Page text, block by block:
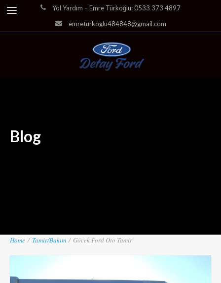
Yol Yardım – Emre Türkoğlu: 0533 373 4897
emreturkoglu484848@gmail.com
Blog
Home / Tamir/Bakım / Göcek Ford Oto Tamir